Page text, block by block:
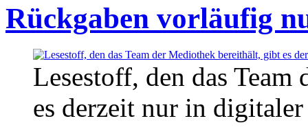
Rückgaben vorläufig
Lesestoff, den das
es derzeit nur in